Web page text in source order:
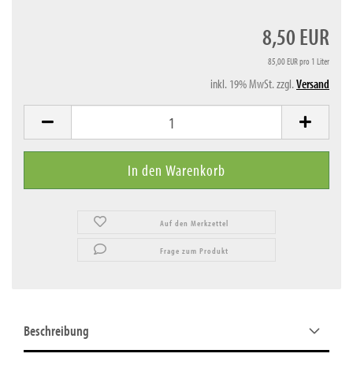
8,50 EUR
85,00 EUR pro 1 Liter
inkl. 19% MwSt. zzgl.Versand
Auf den Merkzettel
Frage zum Produkt
Beschreibung